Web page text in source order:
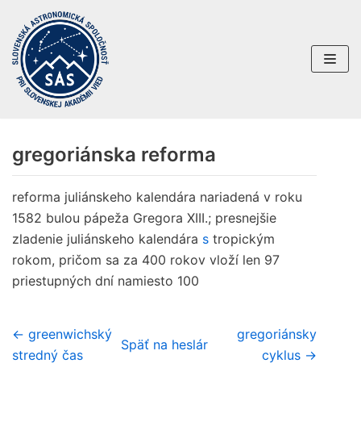
Preskočiť
na
obsah
gregoriánska reforma
reforma juliánskeho kalendára nariadená v roku
1582 bulou pápeža Gregora XIII.; presnejšie
zladenie juliánskeho kalendára s tropickým
rokom, pričom sa za 400 rokov vloží len 97
priestupných dní namiesto 100
← greenwichský
stredný čas
Späť na heslár
gregoriánsky
cyklus →